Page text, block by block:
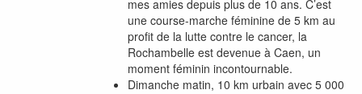
mes amies depuis plus de 10 ans. C’est
une course-marche féminine de 5 km au
profit de la lutte contre le cancer, la
Rochambelle est devenue à Caen, un
moment féminin incontournable.
Dimanche matin, 10 km urbain avec 5 000